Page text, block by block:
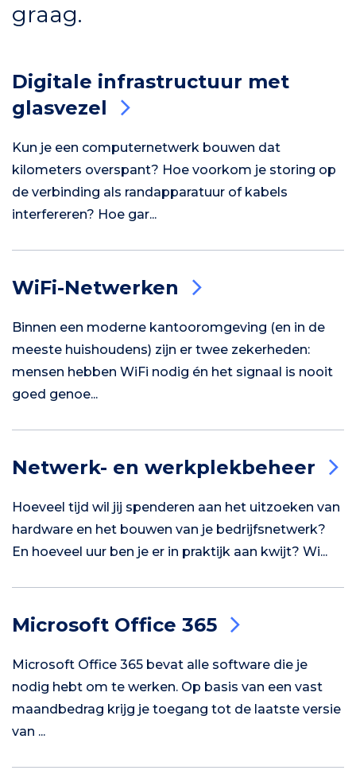
graag.
Digitale infrastructuur met
glasvezel
Kun je een computernetwerk bouwen dat
kilometers overspant? Hoe voorkom je storing op
de verbinding als randapparatuur of kabels
interfereren? Hoe gar...
WiFi-Netwerken
Binnen een moderne kantooromgeving (en in de
meeste huishoudens) zijn er twee zekerheden:
mensen hebben WiFi nodig én het signaal is nooit
goed genoe...
Netwerk- en werkplekbeheer
Hoeveel tijd wil jij spenderen aan het uitzoeken van
hardware en het bouwen van je bedrijfsnetwerk?
En hoeveel uur ben je er in praktijk aan kwijt? Wi...
Microsoft Office 365
Microsoft Office 365 bevat alle software die je
nodig hebt om te werken. Op basis van een vast
maandbedrag krijg je toegang tot de laatste versie
van ...